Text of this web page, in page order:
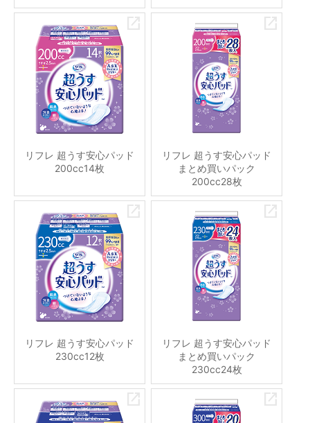
リフレ 超うす安心パッド
200cc14枚
リフレ 超うす安心パッド
まとめ買いパック
200cc28枚
リフレ 超うす安心パッド
230cc12枚
リフレ 超うす安心パッド
まとめ買いパック
230cc24枚